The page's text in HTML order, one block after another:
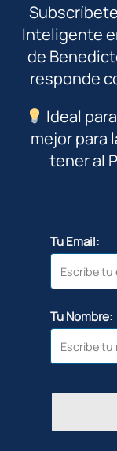
Inteligente
de
responde
Ideal
mejor para
tener al
Tu Email:
Tu Nombre: